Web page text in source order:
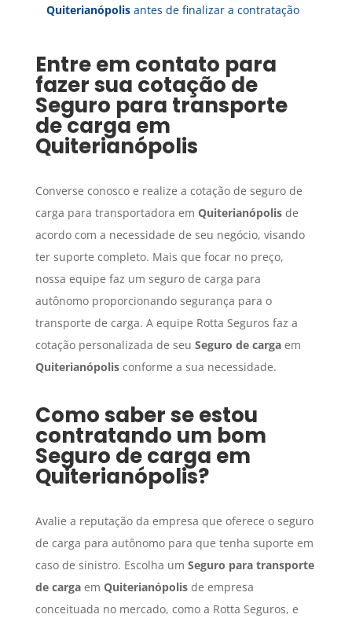
Quiterianópolisantes de finalizar a contratação
Entre em contato para
fazer sua cotação de
Seguro para transporte
de carga em
Quiterianópolis
Converse conosco e realize a cotação de seguro de
carga para transportadora em Quiterianópolisde
acordo com a necessidade de seu negócio, visando
ter suporte completo. Mais que focar no preço,
nossa equipe faz um seguro de carga para
autônomo proporcionando segurança para o
transporte de carga. A equipe Rotta Seguros faz a
cotação personalizada de seu Seguro de cargaem
Quiterianópolisconforme a sua necessidade.
Como saber se estou
contratando um bom
Seguro de carga em
Quiterianópolis?
Avalie a reputação da empresa que oferece o seguro
de carga para autônomo para que tenha suporte em
caso de sinistro. Escolha um Seguro para transporte
de cargaem Quiterianópolisde empresa
conceituada no mercado, como a Rotta Seguros, e